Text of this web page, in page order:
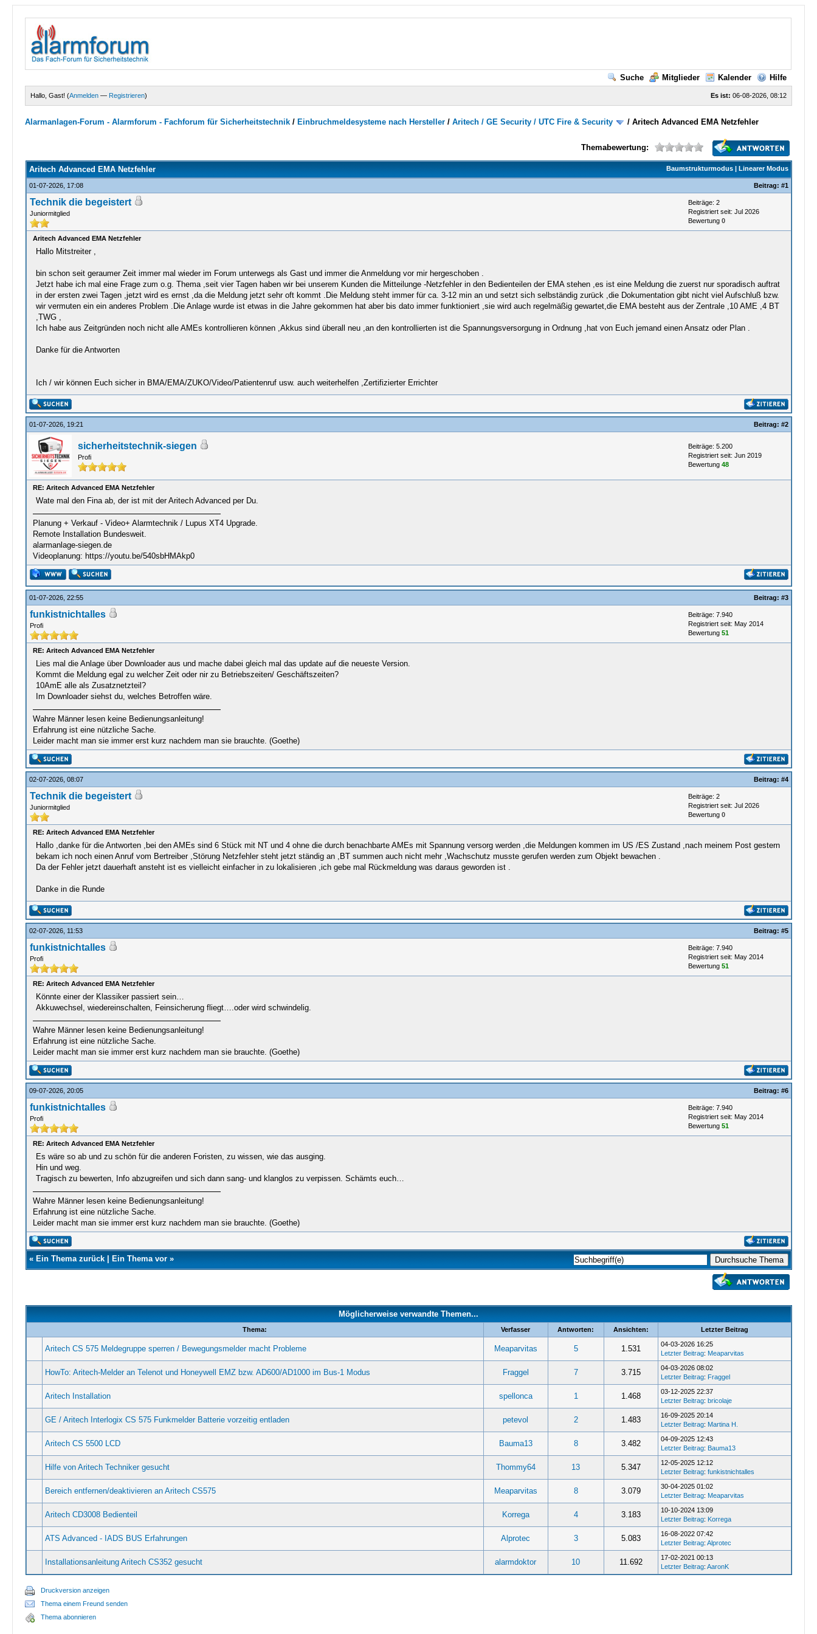
Suche Mitglieder Kalender Hilfe
Es ist: 06-08-2026, 08:12
Hallo, Gast! (Anmelden — Registrieren)
Alarmanlagen-Forum - Alarmforum - Fachforum für Sicherheitstechnik / Einbruchmeldesysteme nach Hersteller/Aritech / GE Security / UTC Fire & Security /Aritech Advanced EMA Netzfehler
Themabewertung:
Baumstrukturmodus| Linearer Modus
Aritech Advanced EMA Netzfehler
01-07-2026, 17:08 Beitrag: #1
Technik die begeistert
Juniormitglied
Beiträge: 2
Registriert seit: Jul 2026
Bewertung 0
Aritech Advanced EMA Netzfehler
Hallo Mitstreiter ,
bin schon seit geraumer Zeit immer mal wieder im Forum unterwegs als Gast und immer die Anmeldung vor mir hergeschoben .
Jetzt habe ich mal eine Frage zum o.g. Thema ,seit vier Tagen haben wir bei unserem Kunden die Mitteilunge -Netzfehler in den Bedienteilen der EMA stehen ,es ist eine Meldung die zuerst nur sporadisch auftrat
in der ersten zwei Tagen ,jetzt wird es ernst ,da die Meldung jetzt sehr oft kommt .Die Meldung steht immer für ca. 3-12 min an und setzt sich selbständig zurück ,die Dokumentation gibt nicht viel Aufschluß bzw.
wir vermuten ein ein anderes Problem .Die Anlage wurde ist etwas in die Jahre gekommen hat aber bis dato immer funktioniert ,sie wird auch regelmäßig gewartet,die EMA besteht aus der Zentrale ,10 AME ,4 BT
,TWG ,
Ich habe aus Zeitgründen noch nicht alle AMEs kontrollieren können ,Akkus sind überall neu ,an den kontrollierten ist die Spannungsversorgung in Ordnung ,hat von Euch jemand einen Ansatz oder Plan .
Danke für die Antworten
Ich / wir können Euch sicher in BMA/EMA/ZUKO/Video/Patientenruf usw. auch weiterhelfen ,Zertifizierter Errichter
01-07-2026, 19:21 Beitrag: #2
sicherheitstechnik-siegen
Profi
Beiträge: 5.200
Registriert seit: Jun 2019
Bewertung 48
RE: Aritech Advanced EMA Netzfehler
Wate mal den Fina ab, der ist mit der Aritech Advanced per Du.
Planung + Verkauf - Video+ Alarmtechnik / Lupus XT4 Upgrade.
Remote Installation Bundesweit.
alarmanlage-siegen.de
Videoplanung: https://youtu.be/540sbHMAkp0
01-07-2026, 22:55 Beitrag: #3
funkistnichtalles
Profi
Beiträge: 7.940
Registriert seit: May 2014
Bewertung 51
RE: Aritech Advanced EMA Netzfehler
Lies mal die Anlage über Downloader aus und mache dabei gleich mal das update auf die neueste Version.
Kommt die Meldung egal zu welcher Zeit oder nir zu Betriebszeiten/ Geschäftszeiten?
10AmE alle als Zusatznetzteil?
Im Downloader siehst du, welches Betroffen wäre.
Wahre Männer lesen keine Bedienungsanleitung!
Erfahrung ist eine nützliche Sache.
Leider macht man sie immer erst kurz nachdem man sie brauchte. (Goethe)
02-07-2026, 08:07 Beitrag: #4
Technik die begeistert
Juniormitglied
Beiträge: 2
Registriert seit: Jul 2026
Bewertung 0
RE: Aritech Advanced EMA Netzfehler
Hallo ,danke für die Antworten ,bei den AMEs sind 6 Stück mit NT und 4 ohne die durch benachbarte AMEs mit Spannung versorg werden ,die Meldungen kommen im US /ES Zustand ,nach meinem Post gestern
bekam ich noch einen Anruf vom Bertreiber ,Störung Netzfehler steht jetzt ständig an ,BT summen auch nicht mehr ,Wachschutz musste gerufen werden zum Objekt bewachen .
Da der Fehler jetzt dauerhaft ansteht ist es vielleicht einfacher in zu lokalisieren ,ich gebe mal Rückmeldung was daraus geworden ist .
Danke in die Runde
02-07-2026, 11:53 Beitrag: #5
funkistnichtalles
Profi
Beiträge: 7.940
Registriert seit: May 2014
Bewertung 51
RE: Aritech Advanced EMA Netzfehler
Könnte einer der Klassiker passiert sein…
Akkuwechsel, wiedereinschalten, Feinsicherung fliegt….oder wird schwindelig.
Wahre Männer lesen keine Bedienungsanleitung!
Erfahrung ist eine nützliche Sache.
Leider macht man sie immer erst kurz nachdem man sie brauchte. (Goethe)
09-07-2026, 20:05 Beitrag: #6
funkistnichtalles
Profi
Beiträge: 7.940
Registriert seit: May 2014
Bewertung 51
RE: Aritech Advanced EMA Netzfehler
Es wäre so ab und zu schön für die anderen Foristen, zu wissen, wie das ausging.
Hin und weg.
Tragisch zu bewerten, Info abzugreifen und sich dann sang- und klanglos zu verpissen. Schämts euch…
Wahre Männer lesen keine Bedienungsanleitung!
Erfahrung ist eine nützliche Sache.
Leider macht man sie immer erst kurz nachdem man sie brauchte. (Goethe)
« Ein Thema zurück| Ein Thema vor»
Möglicherweise verwandte Themen...
Thema: Verfasser Antworten: Ansichten: Letzter Beitrag
Aritech CS 575 Meldegruppe sperren / Bewegungsmelder macht Probleme Meaparvitas 5 1.531
04-03-2026 16:25
Letzter Beitrag: Meaparvitas
HowTo: Aritech-Melder an Telenot und Honeywell EMZ bzw. AD600/AD1000 im Bus-1 Modus Fraggel 7 3.715
04-03-2026 08:02
Letzter Beitrag: Fraggel
Aritech Installation spellonca 1 1.468
03-12-2025 22:37
Letzter Beitrag: bricolaje
GE / Aritech Interlogix CS 575 Funkmelder Batterie vorzeitig entladen petevol 2 1.483
16-09-2025 20:14
Letzter Beitrag: Martina H.
Aritech CS 5500 LCD Bauma13 8 3.482
04-09-2025 12:43
Letzter Beitrag: Bauma13
Hilfe von Aritech Techniker gesucht Thommy64 13 5.347
12-05-2025 12:12
Letzter Beitrag: funkistnichtalles
Bereich entfernen/deaktivieren an Aritech CS575 Meaparvitas 8 3.079
30-04-2025 01:02
Letzter Beitrag: Meaparvitas
Aritech CD3008 Bedienteil Korrega 4 3.183
10-10-2024 13:09
Letzter Beitrag: Korrega
ATS Advanced - IADS BUS Erfahrungen Alprotec 3 5.083
16-08-2022 07:42
Letzter Beitrag: Alprotec
Installationsanleitung Aritech CS352 gesucht alarmdoktor 10 11.692
17-02-2021 00:13
Letzter Beitrag: AaronK
Druckversion anzeigen
Thema einem Freund senden
Thema abonnieren